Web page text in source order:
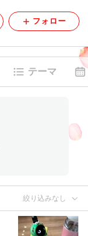
フォロー
テーマ
絞り込みなし